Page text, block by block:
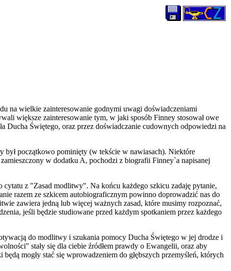
na wielkie zainteresowanie godnymi uwagi doświadczeniami
większe zainteresowanie tym, w jaki sposób Finney stosował owe
Ducha Świętego, oraz przez doświadczanie cudownych odpowiedzi na
był początkowo pominięty (w tekście w nawiasach). Niektóre
w dodatku A, pochodzi z biografii Finney`a napisanej
z "Zasad modlitwy". Na końcu każdego szkicu zadaję pytanie,
razem ze szkicem autobiograficznym powinno doprowadzić nas do
zawiera jedną lub więcej ważnych zasad, które musimy rozpoznać,
jeśli będzie studiowane przed każdym spotkaniem przez każdego
do modlitwy i szukania pomocy Ducha Świętego w jej drodze i
stały się dla ciebie źródłem prawdy o Ewangelii, oraz aby
mogły stać się wprowadzeniem do głębszych przemyśleń, których